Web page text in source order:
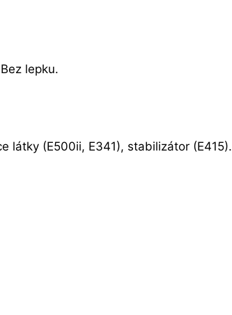
lepku.
látky (E500ii, E341), stabilizátor (E415).